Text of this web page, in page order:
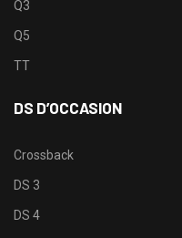
Q3
Q5
TT
DS D’OCCASION
Crossback
DS 3
DS 4